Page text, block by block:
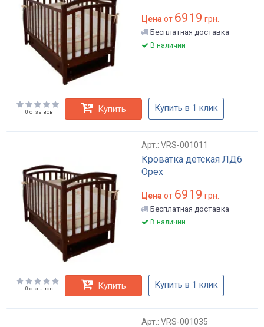
Цена от 6919 грн.
Бесплатная доставка
В наличии
0 отзывов Купить Купить в 1 клик
Арт.: VRS-001011
Кроватка детская ЛД6
Орех
Цена от 6919 грн.
Бесплатная доставка
В наличии
0 отзывов Купить Купить в 1 клик
Арт.: VRS-001035